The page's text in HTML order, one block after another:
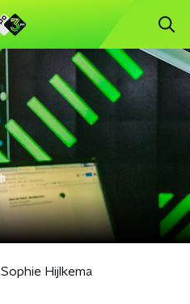
Sophie Hijlkema